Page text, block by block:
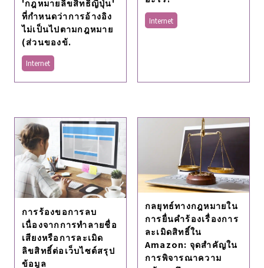
'กฎหมายลิขสิทธิ์ญี่ปุ่น'
ที่กำหนดว่าการอ้างอิง
ไม่เป็นไปตามกฎหมาย
(ส่วนของข้.
Internet
Internet
การร้องขอการลบ
เนื่องจากการทำลายชื่อ
เสียงหรือการละเมิด
ลิขสิทธิ์ต่อเว็บไซต์สรุป
ข้อมูล
กลยุทธ์ทางกฎหมายใน
การยื่นคำร้องเรื่องการ
ละเมิดสิทธิ์ใน
Amazon: จุดสำคัญใน
การพิจารณาความ